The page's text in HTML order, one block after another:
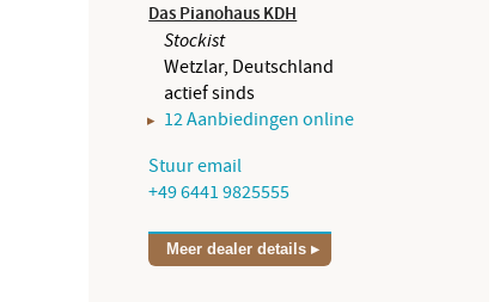
Das Pianohaus KDH
Stockist
Wetzlar, Deutschland
actief sinds
12 Aanbiedingen online
Stuur email
+49 6441 9825555
Meer dealer details